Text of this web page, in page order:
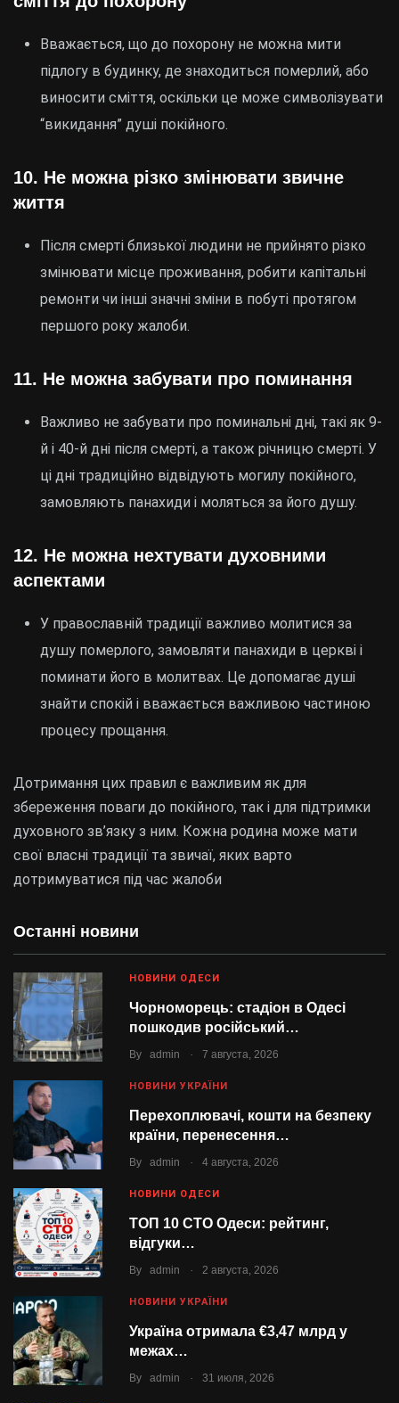
Останні новини
НОВИНИ ОДЕСИ
Чорноморець: стадіон в Одесі
пошкодив російський…
By admin . 7 августа, 2026
НОВИНИ УКРАЇНИ
Перехоплювачі, кошти на безпеку
країни, перенесення…
By admin . 4 августа, 2026
НОВИНИ ОДЕСИ
ТОП 10 СТО Одеси: рейтинг,
відгуки…
By admin . 2 августа, 2026
НОВИНИ УКРАЇНИ
Україна отримала €3,47 млрд у
межах…
By admin . 31 июля, 2026
Вважається, що до похорону не можна мити
підлогу в будинку, де знаходиться померлий, або
виносити сміття, оскільки це може символізувати
“викидання” душі покійного.
10. Не можна різко змінювати звичне
життя
Після смерті близької людини не прийнято різко
змінювати місце проживання, робити капітальні
ремонти чи інші значні зміни в побуті протягом
першого року жалоби.
11. Не можна забувати про поминання
Важливо не забувати про поминальні дні, такі як 9-
й і 40-й дні після смерті, а також річницю смерті. У
ці дні традиційно відвідують могилу покійного,
замовляють панахиди і моляться за його душу.
12. Не можна нехтувати духовними
аспектами
У православній традиції важливо молитися за
душу померлого, замовляти панахиди в церкві і
поминати його в молитвах. Це допомагає душі
знайти спокій і вважається важливою частиною
процесу прощання.
Дотримання цих правил є важливим як для
збереження поваги до покійного, так і для підтримки
духовного зв’язку з ним. Кожна родина може мати
свої власні традиції та звичаї, яких варто
дотримуватися під час жалоби